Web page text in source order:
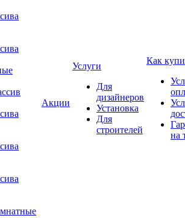
Акции
Услуги
Для
дизайнеров
Установка
Для
строителей
Как
на